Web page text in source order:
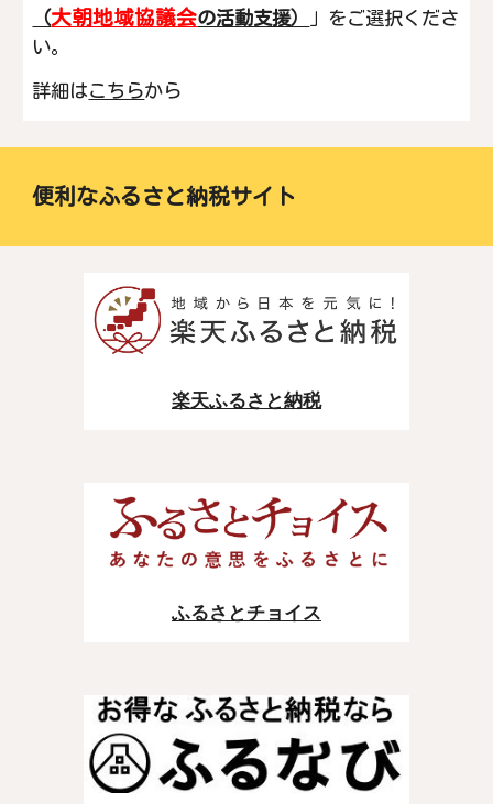
（大朝地域協議会の活動支援） 」をご選択くださ
い。
詳細はこちらから
便利なふるさと納税サイト
楽天ふるさと納税
ふるさとチョイス